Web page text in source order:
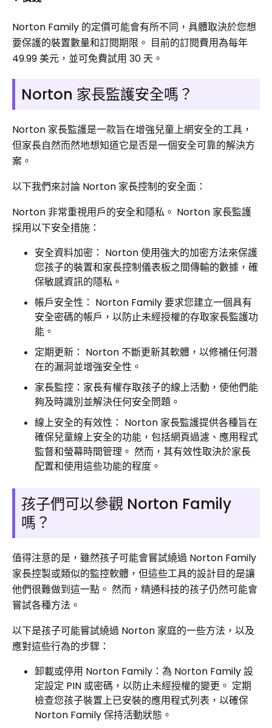
Norton Family 的定價可能會有所不同，具體取決於您想
要保護的裝置數量和訂閱期限。 目前的訂閱費用為每年
49.99 美元，並可免費試用 30 天。
Norton 家長監護安全嗎？
Norton 家長監護是一款旨在增強兒童上網安全的工具，
但家長自然而然地想知道它是否是一個安全可靠的解決方
案。
以下我們來討論 Norton 家長控制的安全面：
Norton 非常重視用戶的安全和隱私。 Norton 家長監護
採用以下安全措施：
安全資料加密： Norton 使用強大的加密方法來保護
您孩子的裝置和家長控制儀表板之間傳輸的數據，確
保敏感資訊的隱私。
帳戶安全性： Norton Family 要求您建立一個具有
安全密碼的帳戶，以防止未經授權的存取家長監護功
能。
定期更新： Norton 不斷更新其軟體，以修補任何潛
在的漏洞並增強安全性。
家長監控：家長有權存取孩子的線上活動，使他們能
夠及時識別並解決任何安全問題。
線上安全的有效性： Norton 家長監護提供各種旨在
確保兒童線上安全的功能，包括網頁過濾、應用程式
監督和螢幕時間管理。 然而，其有效性取決於家長
配置和使用這些功能的程度。
孩子們可以參觀 Norton Family
嗎？
值得注意的是，雖然孩子可能會嘗試繞過 Norton Family
家長控製或類似的監控軟體，但這些工具的設計目的是讓
他們很難做到這一點。 然而，精通科技的孩子仍然可能會
嘗試各種方法。
以下是孩子可能嘗試繞過 Norton 家庭的一些方法，以及
應對這些行為的步驟：
卸載或停用 Norton Family：為 Norton Family 設
定設定 PIN 或密碼，以防止未經授權的變更。 定期
檢查您孩子裝置上已安裝的應用程式列表，以確保
Norton Family 保持活動狀態。